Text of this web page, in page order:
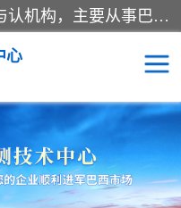
*是一家的测试、评估、检查与认机构，主要从事巴西NR10认证、NR12认证、NR13认证；ANATEL认证、INMTRO认证，欧盟CE认证：MD认证，PED认证，MID认证，ATEX认证，德国蓝色天使认证。
心
NR10认证
NR13认证